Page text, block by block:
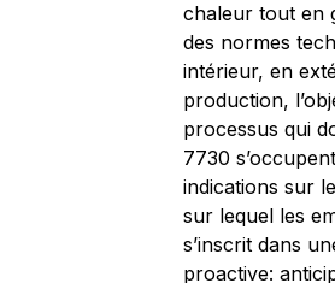
chaleur tout en
des normes
intérieur, en
production,
processus qui
7730
indications sur
sur lequel les
s’inscrit dans
proactive: